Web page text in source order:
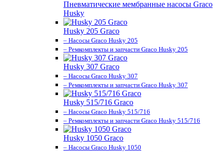
Пневматические мембранные насосы Graco
Husky
Husky 205 Graco
– Насосы Graco Husky 205
– Ремкомплекты и запчасти Graco Husky 205
Husky 307 Graco
– Насосы Graco Husky 307
– Ремкомплекты и запчасти Graco Husky 307
Husky 515/716 Graco
– Насосы Graco Husky 515/716
– Ремкомплекты и запчасти Graco Husky 515/716
Husky 1050 Graco
– Насосы Graco Husky 1050